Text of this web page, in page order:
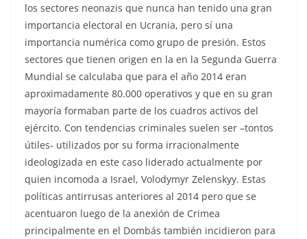
los sectores neonazis que nunca han tenido una gran
importancia electoral en Ucrania, pero sí una
importancia numérica como grupo de presión. Estos
sectores que tienen origen en la en la Segunda Guerra
Mundial se calculaba que para el año 2014 eran
aproximadamente 80.000 operativos y que en su gran
mayoría formaban parte de los cuadros activos del
ejército. Con tendencias criminales suelen ser –tontos
útiles- utilizados por su forma irracionalmente
ideologizada en este caso liderado actualmente por
quien incomoda a Israel, Volodymyr Zelenskyy. Estas
políticas antirrusas anteriores al 2014 pero que se
acentuaron luego de la anexión de Crimea
principalmente en el Dombás también incidieron para